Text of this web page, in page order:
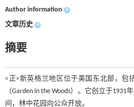
Author information +
文章历史 +
摘要
<正>新英格兰地区位于美国东北部，包
（Garden in the Woods）。它创立于
间，林中花园向公众开放。